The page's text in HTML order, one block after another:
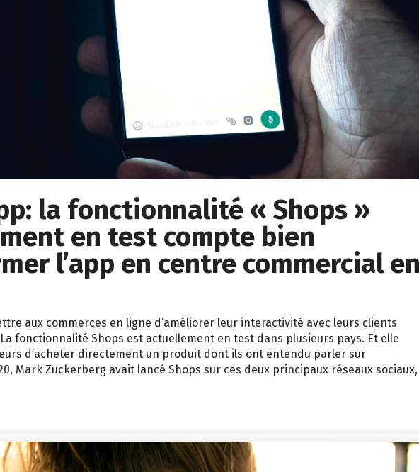
la fonctionnalité « Shops »
en test compte bien
l’app en centre commercial en
aux commerces en ligne d’améliorer leur interactivité avec leurs clients
fonctionnalité Shops est actuellement en test dans plusieurs pays. Et elle
d’acheter directement un produit dont ils ont entendu parler sur
Mark Zuckerberg avait lancé Shops sur ces deux principaux réseaux sociaux,